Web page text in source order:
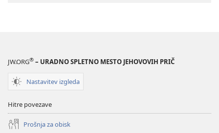
September 2008
JW.ORG® – URADNO SPLETNO MESTO JEHOVOVIH PRIČ
Nastavitev izgleda
Hitre povezave
Prošnja za obisk